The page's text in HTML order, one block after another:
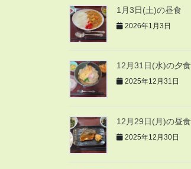
1月3日(土)の昼食
2026年1月3日
12月31日(水)の夕食
2025年12月31日
12月29日(月)の昼食
2025年12月30日